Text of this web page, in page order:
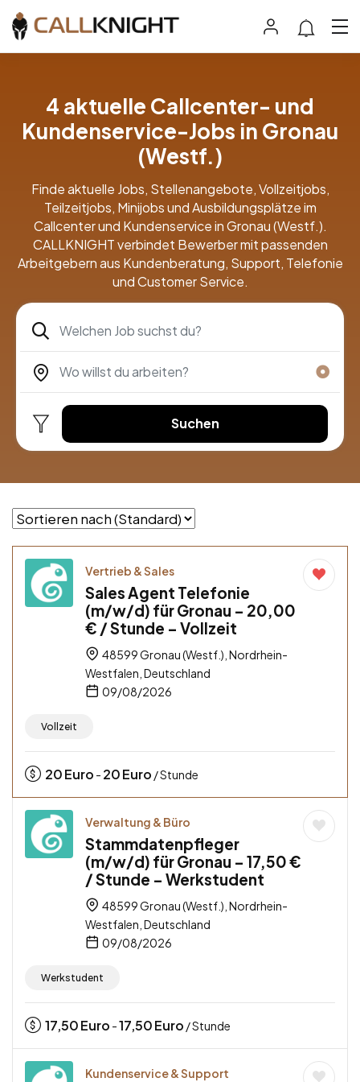
4 aktuelle Callcenter- und
Kundenservice-Jobs in Gronau
(Westf.)
Finde aktuelle Jobs, Stellenangebote, Vollzeitjobs,
Teilzeitjobs, Minijobs und Ausbildungsplätze im
Callcenter und Kundenservice in Gronau (Westf.).
CALLKNIGHT verbindet Bewerber mit passenden
Arbeitgebern aus Kundenberatung, Support, Telefonie
und Customer Service.
Suchen
Vertrieb & Sales
Sales Agent Telefonie
(m/w/d) für Gronau – 20,00
€ / Stunde – Vollzeit
48599 Gronau (Westf.), Nordrhein-
Westfalen, Deutschland
09/08/2026
Vollzeit
20Euro - 20Euro / Stunde
Verwaltung & Büro
Stammdatenpfleger
(m/w/d) für Gronau – 17,50 €
/ Stunde – Werkstudent
48599 Gronau (Westf.), Nordrhein-
Westfalen, Deutschland
09/08/2026
Werkstudent
17,50Euro -17,50Euro / Stunde
Kundenservice & Support